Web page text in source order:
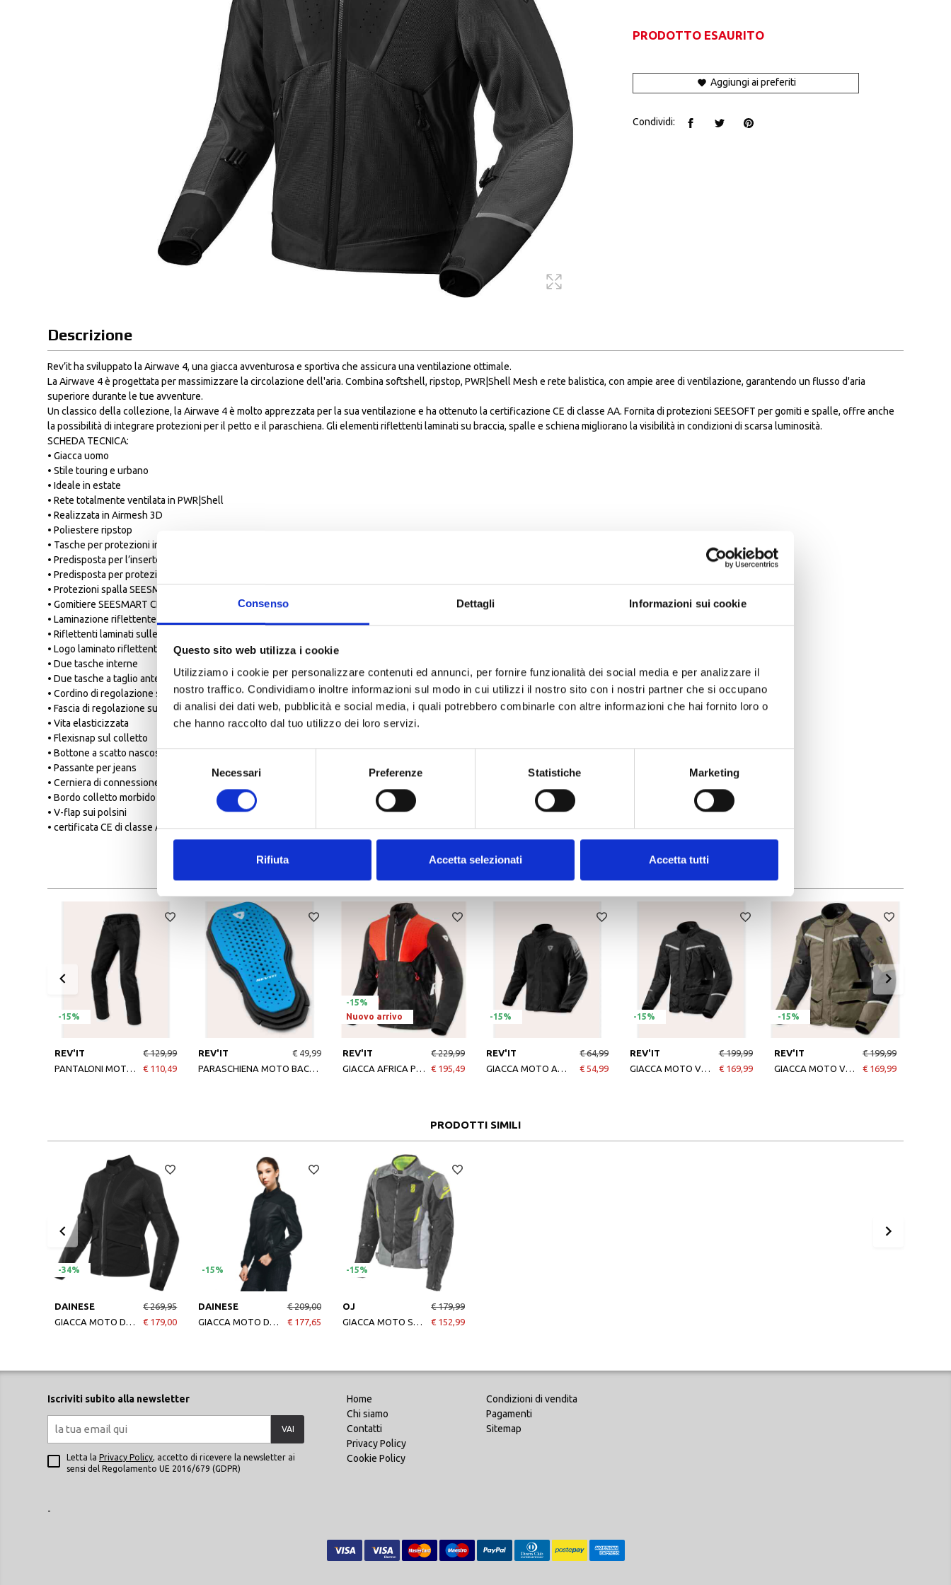
Consenso Dettagli Informazioni sui cookie
Questo sito web utilizza i cookie
Utilizziamo i cookie per personalizzare contenuti ed annunci, per fornire funzionalità dei social media e per analizzare il
nostro traffico. Condividiamo inoltre informazioni sul modo in cui utilizzi il nostro sito con i nostri partner che si occupano
di analisi dei dati web, pubblicità e social media, i quali potrebbero combinarle con altre informazioni che hai fornito loro o
che hanno raccolto dal tuo utilizzo dei loro servizi.
Selezione
consenso
Necessari Preferenze Statistiche Marketing
Rifiuta Accetta selezionati Accetta tutti
Stivali Racing
Stivali Touring
Pantaloni
Sottocasco
Sottoguanti
PRODOTTO ESAURITO
Aggiungi ai preferiti
Condividi:
Descrizione
Rev’it ha sviluppato la Airwave 4, una giacca avventurosa e sportiva che assicura una ventilazione ottimale.
La Airwave 4 è progettata per massimizzare la circolazione dell'aria. Combina softshell, ripstop, PWR|Shell Mesh e rete balistica, con ampie aree di ventilazione, garantendo un flusso d'aria
superiore durante le tue avventure.
Un classico della collezione, la Airwave 4 è molto apprezzata per la sua ventilazione e ha ottenuto la certificazione CE di classe AA. Fornita di protezioni SEESOFT per gomiti e spalle, offre anche
la possibilità di integrare protezioni per il petto e il paraschiena. Gli elementi riflettenti laminati su braccia, spalle e schiena migliorano la visibilità in condizioni di scarsa luminosità.
SCHEDA TECNICA:
• Giacca uomo
• Stile touring e urbano
• Ideale in estate
• Rete totalmente ventilata in PWR|Shell
• Realizzata in Airmesh 3D
• Poliestere ripstop
• Tasche per protezioni in 3D mesh
• Predisposta per l’inserto paraschiena SEESOFT CE-Livello 2
• Predisposta per protezione petto divisa SEESOFT CE-livello 1
• Protezioni spalla SEESMART CE-livello 1
• Gomitiere SEESMART CE-livello 1
• Laminazione riflettente sugli avambracci
• Riflettenti laminati sulle spalle
• Logo laminato riflettente posteriore
• Due tasche interne
• Due tasche a taglio anteriori
• Cordino di regolazione sull’orlo
• Fascia di regolazione sugli avambracci
• Vita elasticizzata
• Flexisnap sul colletto
• Bottone a scatto nascosto sul colletto
• Passante per jeans
• Cerniera di connessione corta
• Bordo colletto morbido
• V-flap sui polsini
• certificata CE di classe AA
-15%
REV'IT
PANTALONI MOTO ECLIPSE 2 NERO
€ 129,99
€ 110,49
REV'IT
PARASCHIENA MOTO BACK PROTECTOR SEESOFT
€ 49,99
-15%
Nuovo arrivo
REV'IT
GIACCA AFRICA POL TARRES NERO ROSSO
€ 229,99
€ 195,49
-15%
REV'IT
GIACCA MOTO ANTIPIOGGIA CYCLONE 4 H2O NERO
€ 64,99
€ 54,99
-15%
REV'IT
GIACCA MOTO VOLTIAC 3 H2O NERO ARGENTO
€ 199,99
€ 169,99
-15%
REV'IT
GIACCA MOTO VOLTIAC 3 H2O VERDE ANTRACITE
€ 199,99
€ 169,99
PRODOTTI SIMILI
-34%
DAINESE
€ 269,95
€ 179,00
-15%
DAINESE
€ 209,00
€ 177,65
-15%
OJ
€ 179,99
€ 152,99
Iscriviti subito alla newsletter
VAI
Letta la Privacy Policy, accetto di ricevere la newsletter ai
sensi del Regolamento UE 2016/679 (GDPR)
Home
Chi siamo
Contatti
Privacy Policy
Cookie Policy
Condizioni di vendita
Pagamenti
Sitemap
-